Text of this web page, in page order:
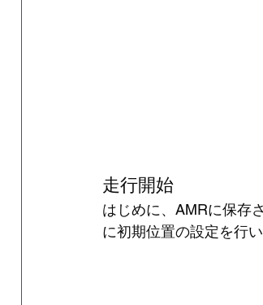
走行開始
はじめに、AMRに保存
に初期位置の設定を行